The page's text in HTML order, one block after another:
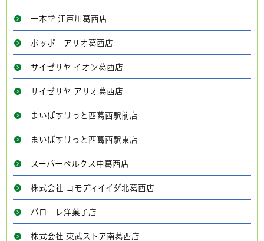
一本堂 江戸川葛西店
ポッポ アリオ葛西店
サイゼリヤ イオン葛西店
サイゼリヤ アリオ葛西店
まいばすけっと西葛西駅前店
まいばすけっと西葛西駅東店
スーパーベルクス中葛西店
株式会社 コモディイイダ北葛西店
パローレ洋菓子店
株式会社 東武ストア南葛西店